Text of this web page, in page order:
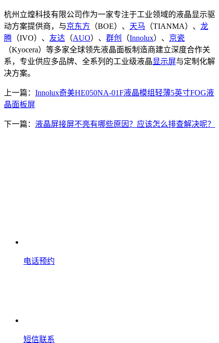
杭州立煌科技有限公司作为一家专注于工业领域的液晶显示驱
动方案提供商，与京东方 （BOE）、 天马 （TIANMA）、 龙
腾 （IVO）、 友达 （AUO）、 群创 （Innolux）、 京瓷
（Kyocera）等多家全球领先液晶面板制造商建立深度合作关
系，专业供应多品牌、全系列的工业级液晶显示屏与定制化解
决方案。
上一篇： Innolux奇美HE050NA-01F液晶模组轻薄5英寸FOG液
晶面板屏
下一篇： 液晶屏接屏不亮有哪些原因？应该怎么排查解决呢？
电话预约
短信联系